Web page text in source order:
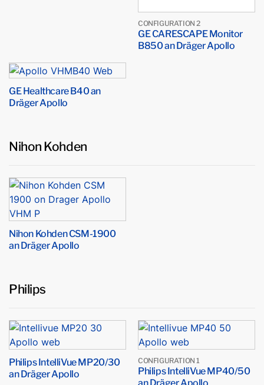
CONFIGURATION 2
GE CARESCAPE Monitor
B850 an Dräger Apollo
GE Healthcare B40 an
Dräger Apollo
Nihon Kohden
Nihon Kohden CSM-1900
an Dräger Apollo
Philips
Philips IntelliVue MP20/30
an Dräger Apollo
CONFIGURATION 1
Philips IntelliVue MP40/50
an Dräger Apollo